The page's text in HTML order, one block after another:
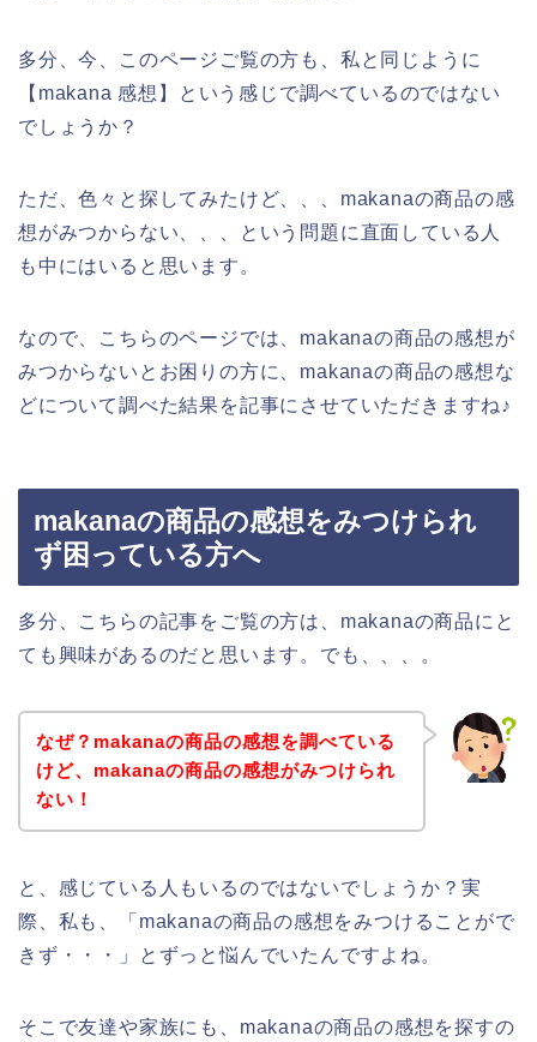
多分、今、このページご覧の方も、私と同じように
【makana 感想】という感じで調べているのではない
でしょうか？
ただ、色々と探してみたけど、、、makanaの商品の感
想がみつからない、、、という問題に直面している人
も中にはいると思います。
なので、こちらのページでは、makanaの商品の感想が
みつからないとお困りの方に、makanaの商品の感想な
どについて調べた結果を記事にさせていただきますね♪
makanaの商品の感想をみつけられ
ず困っている方へ
多分、こちらの記事をご覧の方は、makanaの商品にと
ても興味があるのだと思います。でも、、、。
なぜ？makanaの商品の感想を調べている
けど、makanaの商品の感想がみつけられ
ない！
と、感じている人もいるのではないでしょうか？実
際、私も、「makanaの商品の感想をみつけることがで
きず・・・」とずっと悩んでいたんですよね。
そこで友達や家族にも、makanaの商品の感想を探すの